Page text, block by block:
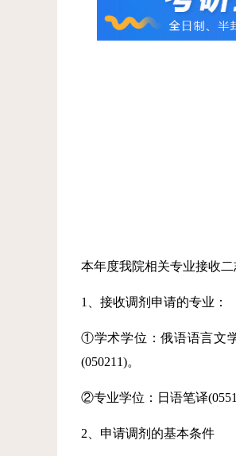
本年度我院相关专业接收
1、接收调剂申请的专业：
①学术学位：俄语语言文
(050211)。
②专业学位：日语笔译
2、申请调剂的基本条件